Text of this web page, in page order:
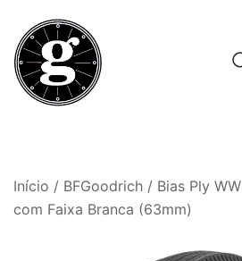
content
Início / BFGoodrich / Bias Ply WW
com Faixa Branca (63mm)